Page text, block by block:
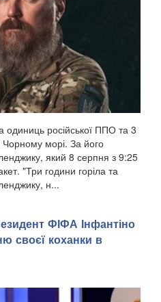
одиниць російської ППО та 3
морі. За його
який 8 серпня з 9:25
"Три години горіла та
н...
ФІФА Інфантіно
своєї коханки в